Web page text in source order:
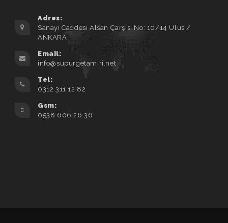
Adres:
Sanayi Caddesi Alsan Çarşısı No: 10/14 Ulus /
ANKARA
Email:
info@supurgetamiri.net
Tel:
0312 311 12 82
Gsm:
0538 606 26 36